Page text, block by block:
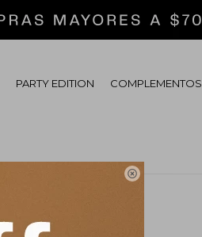

PARTY EDITION COMPLEMENTOS